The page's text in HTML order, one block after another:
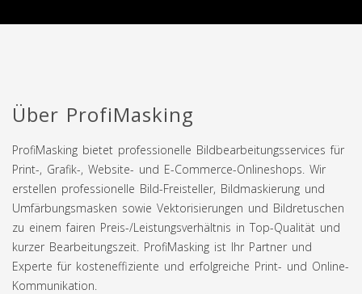
Über ProfiMasking
ProfiMasking bietet professionelle Bildbearbeitungsservices für
Print-, Grafik-, Website- und E-Commerce-Onlineshops. Wir
erstellen professionelle Bild-Freisteller, Bildmaskierung und
Umfärbungsmasken sowie Vektorisierungen und Bildretuschen
zu einem fairen Preis-/Leistungsverhältnis in Top-Qualität und
kurzer Bearbeitungszeit. ProfiMasking ist Ihr Partner und
Experte für kosteneffiziente und erfolgreiche Print- und Online-
Kommunikation.